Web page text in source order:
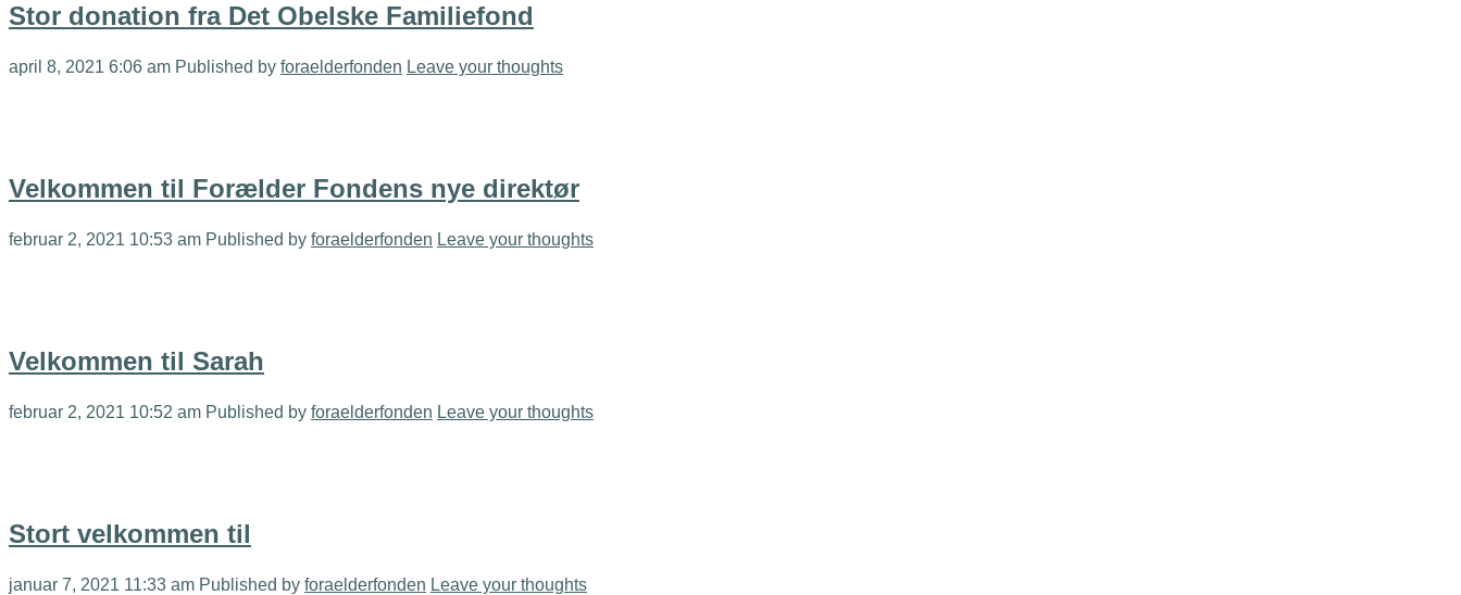
Stor donation fra Det Obelske Familiefond
april 8, 2021 6:06 am Published by foraelderfonden Leave your thoughts
Velkommen til Forælder Fondens nye direktør
februar 2, 2021 10:53 am Published by foraelderfonden Leave your thoughts
Velkommen til Sarah
februar 2, 2021 10:52 am Published by foraelderfonden Leave your thoughts
Stort velkommen til
januar 7, 2021 11:33 am Published by foraelderfonden Leave your thoughts